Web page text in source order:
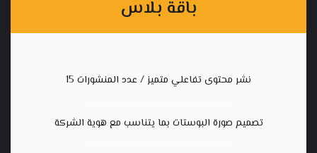
باقة بلاس
نشر محتوى تفاعلي متميز / عدد المنشورات 15
تصميم صورة البوستات بما يتناسب مع هوية الشركة